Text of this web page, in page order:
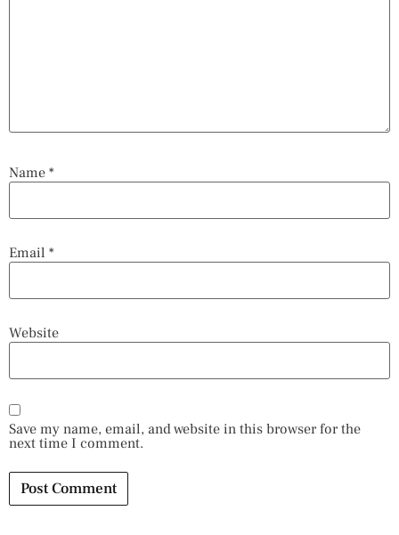
Name *
Email *
Website
Save my name, email, and website in this browser for the
next time I comment.